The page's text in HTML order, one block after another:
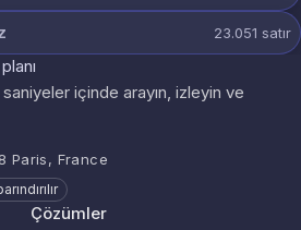
23.051 satır
saniyeler içinde arayın, izleyin ve
Paris, France
Çözümler